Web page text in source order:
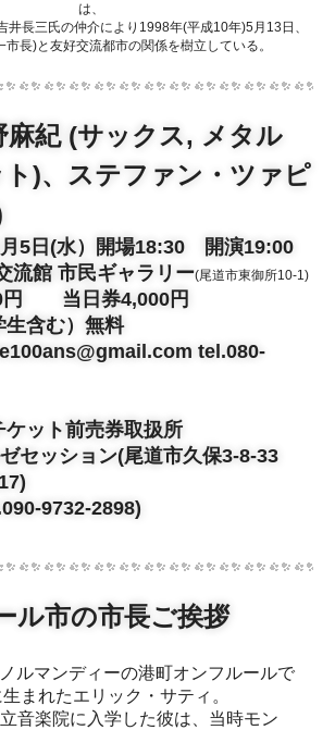
は、
井長三氏の仲介により1998年(平成10年)5月13日、
市長)と友好交流都市の関係を樹立している。
麻紀 (サックス, メタル
)、ステファン・ツァピ
月5日(水）開場18:30 開演19:00
流館 市民ギャラリー(尾道市東御所10-1)
円 当日券4,000円
含む）無料
tel.080-
ット前売券取扱所
セッション(尾道市久保3-8-33
9732-2898)
ル市の市長ご挨拶
まれたエリック・サティ。
音楽院に入学した彼は、当時モン